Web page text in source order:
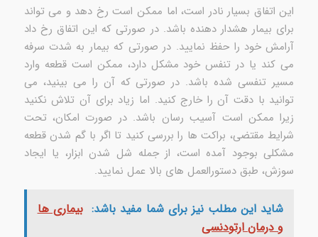
این اتفاق بسیار نادر است، اما ممکن است رخ دهد و می تواند
برای بیمار هشدار دهنده باشد. در صورتی که این اتفاق رخ داد
آرامش خود را حفظ نمایید. در صورتی که بیمار به شدت سرفه
می کند یا در تنفس خود مشکل دارد، ممکن است قطعه وارد
مسیر تنفسی شده باشد. در صورتی که آن را می بینید، می
توانید با دقت آن را خارج کنید. اما زیاد برای آن تلاش نکنید
زیرا ممکن است آسیب رسان باشد. در صورت امکان، تحت
شرایط مقتضی، براکت ها را بررسی کنید تا اگر با گم شدن قطعه
مشکلی بوجود آمده است، از جمله شل شدن ابزار، یا ایجاد
سوزش، طبق دستورالعمل های بالا عمل نمایید.
شاید این مطلب نیز برای شما مفید باشد: بیماری ها
و درمان ارتودنسی